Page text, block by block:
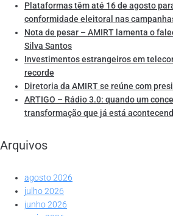
Plataformas têm até 16 de agosto
conformidade eleitoral nas
Nota de pesar – AMIRT lamenta o
Silva Santos
Investimentos estrangeiros em
recorde
Diretoria da AMIRT se reúne com
ARTIGO – Rádio 3.0: quando um
transformação que já está
Arquivos
agosto 2026
julho 2026
junho 2026